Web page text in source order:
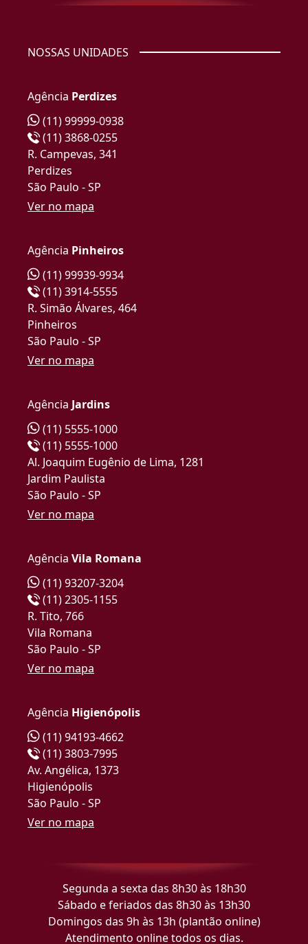
NOSSAS UNIDADES
Agência Perdizes
(11) 99999-0938
(11) 3868-0255
R. Campevas, 341
Perdizes
São Paulo - SP
Ver no mapa
Agência Pinheiros
(11) 99939-9934
(11) 3914-5555
R. Simão Álvares, 464
Pinheiros
São Paulo - SP
Ver no mapa
Agência Jardins
(11) 5555-1000
(11) 5555-1000
Al. Joaquim Eugênio de Lima, 1281
Jardim Paulista
São Paulo - SP
Ver no mapa
Agência Vila Romana
(11) 93207-3204
(11) 2305-1155
R. Tito, 766
Vila Romana
São Paulo - SP
Ver no mapa
Agência Higienópolis
(11) 94193-4662
(11) 3803-7995
Av. Angélica, 1373
Higienópolis
São Paulo - SP
Ver no mapa
Segunda a sexta das 8h30 às 18h30
Sábado e feriados das 8h30 às 13h30
Domingos das 9h às 13h (plantão online)
Atendimento online todos os dias.